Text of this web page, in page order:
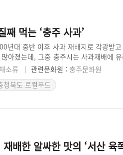
먹는 ‘충주 사과’
년대 중반 이후 사과 재배지로 각광받
아졌는데, 그중 충주시는 사과재배에
과 깨끗한 공기 그리고 과수전문연구기
인 충주사과는 저온이지만 햇볕을 충분
이 좋아 고품질을 유지하고 있다.
소류 관련문화원 : 충주문화원
청북도 로컬푸드
배한 알싸한 맛의 ‘서산 육